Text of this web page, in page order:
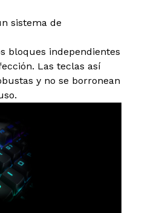
sistema de
bloques independientes
Las teclas así
y no se borronean